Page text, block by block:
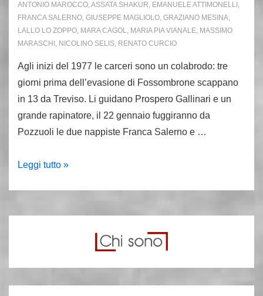
ANTONIO MAROCCO,ASSATA SHAKUR, EMANUELE ATTIMONELLI ,
FRANCA SALERNO, GIUSEPPE MAGLIOLO, GRAZIANO MESINA,
LALLO LO ZOPPO, MARA CAGOL, MARIA PIA VIANALE, MASSIMO
MARASCHI , NICOLINO SELIS, RENATO CURCIO
Agli inizi del 1977 le carceri sono un colabrodo: tre
giorni prima dell’evasione di Fossombrone scappano
in 13 da Treviso. Li guidano Prospero Gallinari e un
grande rapinatore, il 22 gennaio fuggiranno da
Pozzuoli le due nappiste Franca Salerno e …
5
evasione
Leggi tutto »